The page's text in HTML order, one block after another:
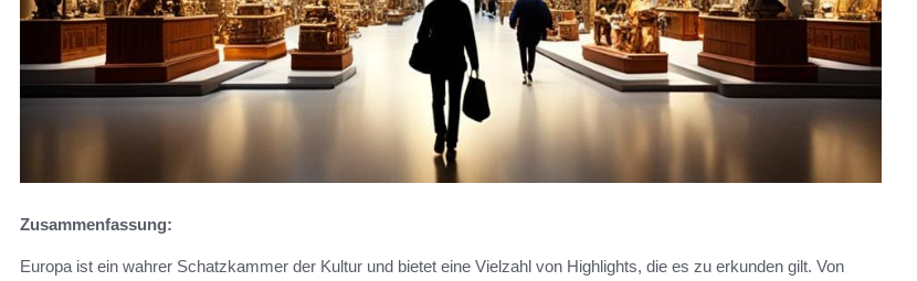
Zusammenfassung:
Europa ist ein wahrer Schatzkammer der Kultur und bietet eine Vielzahl von Highlights, die es zu erkunden gilt. Von